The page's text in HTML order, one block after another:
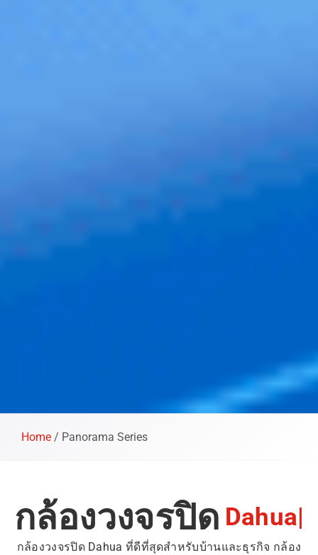
Home / Panorama Series
กล้องวงจรปิด Dahua|
กล้องวงจรปิด Dahua ที่ดีที่สุดสำหรับบ้านและธุรกิจ กล้อง